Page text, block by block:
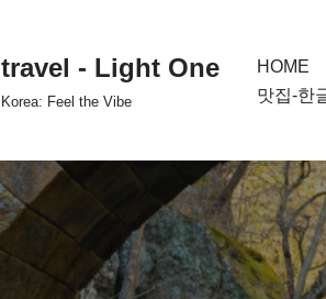
travel - Light One
Korea: Feel the Vibe
HOME
맛집-한